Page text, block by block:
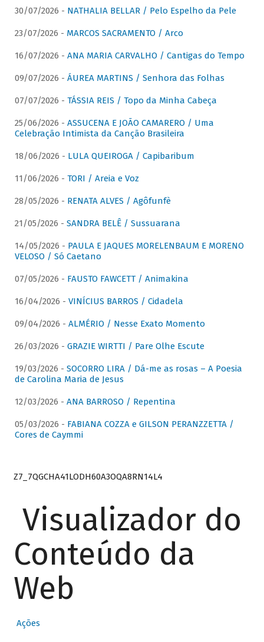
30/07/2026 - NATHALIA BELLAR / Pelo Espelho da Pele
23/07/2026 - MARCOS SACRAMENTO / Arco
16/07/2026 - ANA MARIA CARVALHO / Cantigas do Tempo
09/07/2026 - ÁUREA MARTINS / Senhora das Folhas
07/07/2026 - TÁSSIA REIS / Topo da Minha Cabeça
25/06/2026 - ASSUCENA E JOÃO CAMARERO / Uma
Celebração Intimista da Canção Brasileira
18/06/2026 - LULA QUEIROGA / Capibaribum
11/06/2026 - TORI / Areia e Voz
28/05/2026 - RENATA ALVES / Agôfunfè
21/05/2026 - SANDRA BELÊ / Sussuarana
14/05/2026 - PAULA E JAQUES MORELENBAUM E MORENO
VELOSO / Só Caetano
07/05/2026 - FAUSTO FAWCETT / Animakina
16/04/2026 - VINÍCIUS BARROS / Cidadela
09/04/2026 - ALMÉRIO / Nesse Exato Momento
26/03/2026 - GRAZIE WIRTTI / Pare Olhe Escute
19/03/2026 - SOCORRO LIRA / Dá-me as rosas – A Poesia
de Carolina Maria de Jesus
12/03/2026 - ANA BARROSO / Repentina
05/03/2026 - FABIANA COZZA e GILSON PERANZZETTA /
Cores de Caymmi
Z7_7QGCHA41LODH60A3OQA8RN14L4
Visualizador do
Conteúdo da
Web
Ações